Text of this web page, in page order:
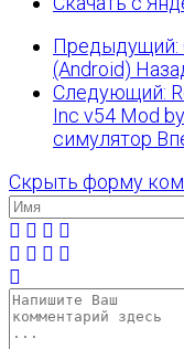
Предыдущий:
(Android)
Следующий:
Inc v54 Mod
симулятор
Скрыть форму